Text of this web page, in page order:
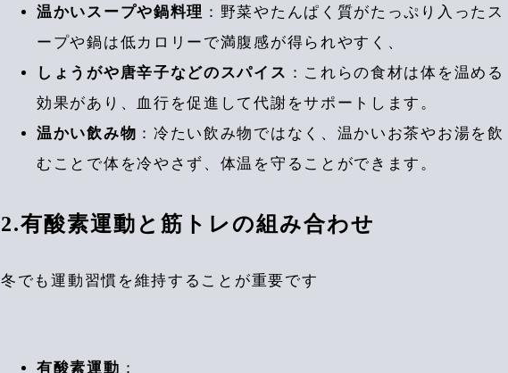
温かいスープや鍋料理 ：野菜やたんぱく質がたっぷり入ったス
ープや鍋は低カロリーで満腹感が得られやすく、
しょうがや唐辛子などのスパイス ：これらの食材は体を温める
効果があり、血行を促進して代謝をサポートします。
温かい飲み物 ：冷たい飲み物ではなく、温かいお茶やお湯を飲
むことで体を冷やさず、体温を守ることができます。
2.有酸素運動と筋トレの組み合わせ
冬でも運動習慣を維持することが重要です
有酸素運動 ：